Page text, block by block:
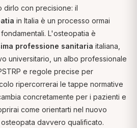
dirlo con precisione: il
in Italia è un processo ormai
L'osteopatia è
professione sanitaria italiana,
universitario, un albo professionale
e regole precise per
ripercorrerai le tappe normative
concretamente per i pazienti e
come orientarti nel nuovo
davvero qualificato.